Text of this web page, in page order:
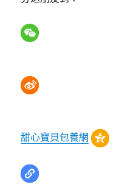
甜心寶貝包養網